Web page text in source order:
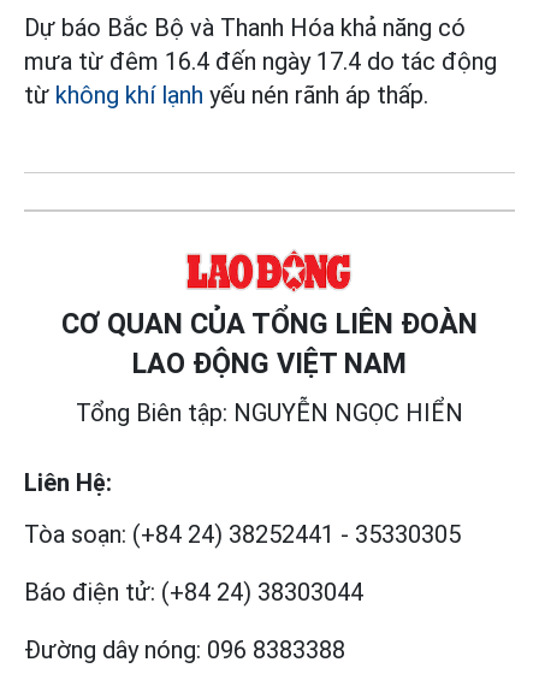
Dự báo Bắc Bộ và Thanh Hóa khả năng có
mưa từ đêm 16.4 đến ngày 17.4 do tác động
từ không khí lạnh yếu nén rãnh áp thấp.
CƠ QUAN CỦA TỔNG LIÊN ĐOÀN
LAO ĐỘNG VIỆT NAM
Tổng Biên tập: NGUYỄN NGỌC HIỂN
Liên Hệ:
Tòa soạn: (+84 24) 38252441 - 35330305
Báo điện tử: (+84 24) 38303044
Đường dây nóng: 096 8383388